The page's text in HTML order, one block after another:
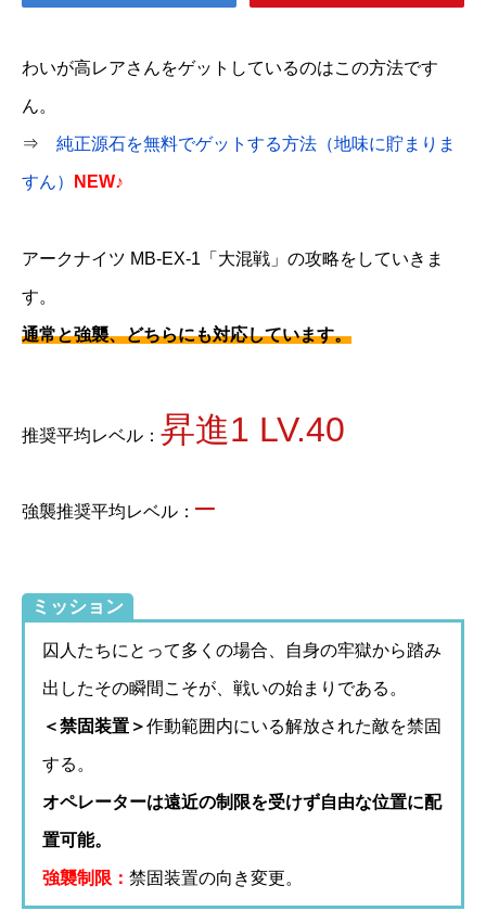
わいが高レアさんをゲットしているのはこの方法です
ん。
⇒ 純正源石を無料でゲットする方法（地味に貯まりま
すん） NEW♪
アークナイツ MB-EX-1「大混戦」の攻略をしていきま
す。
通常と強襲、どちらにも対応しています。
推奨平均レベル： 昇進1 LV.40
強襲推奨平均レベル： –
ミッション
囚人たちにとって多くの場合、自身の牢獄から踏み
出したその瞬間こそが、戦いの始まりである。
＜禁固装置＞作動範囲内にいる解放された敵を禁固
する。
オペレーターは遠近の制限を受けず自由な位置に配
置可能。
強襲制限： 禁固装置の向き変更。